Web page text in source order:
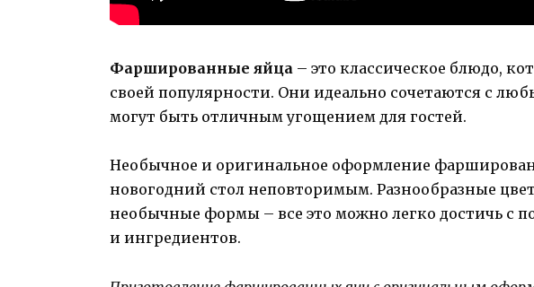
Фаршированные яйца – это классическое блюдо,
своей популярности. Они идеально сочетаются с
могут быть отличным угощением для гостей.
Необычное и оригинальное оформление
новогодний стол неповторимым. Разнообразные
необычные формы – все это можно легко достичь с
и ингредиентов.